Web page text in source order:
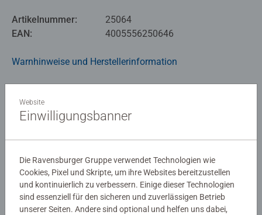
Artikelnummer:
25064
EAN:
4005556250646
Warnhinweise und Herstellerinformation
Spielanleitung
Noch keine Bewertungen
abgegeben
Website
Einwilligungsbanner
Die Ravensburger Gruppe verwendet Technologien wie
Cookies, Pixel und Skripte, um ihre Websites bereitzustellen
und kontinuierlich zu verbessern. Einige dieser Technologien
sind essenziell für den sicheren und zuverlässigen Betrieb
unserer Seiten. Andere sind optional und helfen uns dabei,